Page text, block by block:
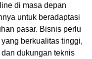
di masa depan
untuk beradaptasi
pasar. Bisnis perlu
berkualitas tinggi,
dukungan teknis